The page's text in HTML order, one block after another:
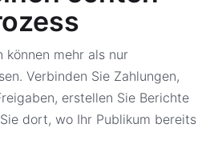
können mehr als nur
Verbinden Sie Zahlungen,
erstellen Sie Berichte
dort, wo Ihr Publikum bereits